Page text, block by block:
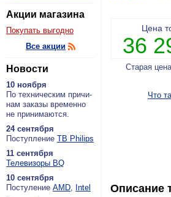
Акции магазина
Покупать выгодно
Все акции
Новости
10 ноября
По тех­ни­че­ским при­чи­
нам за­ка­зы вре­мен­но
не при­ни­ма­ют­ся.
24 сентября
По­ступ­ле­ние ТВ Philips
11 сентября
Теле­ви­зо­ры BQ
10 сентября
По­сту­ле­ние AMD, Intel
Цена
36
Старая
Что
Описание